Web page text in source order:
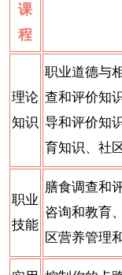
课
程
理论
知识
职业道德与
查和评价知识
导和评价知识
育知识、 社
职业
技能
膳食调查和
咨询和教育、
区营养管理